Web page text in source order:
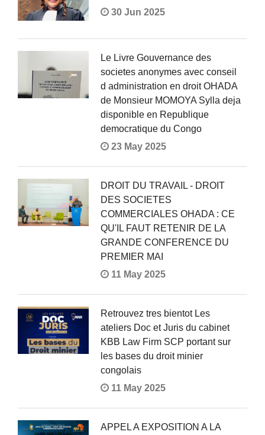
30 Jun 2025
Le Livre Gouvernance des
societes anonymes avec conseil
d administration en droit OHADA
de Monsieur MOMOYA Sylla deja
disponible en Republique
democratique du Congo
23 May 2025
DROIT DU TRAVAIL - DROIT
DES SOCIETES
COMMERCIALES OHADA : CE
QU'IL FAUT RETENIR DE LA
GRANDE CONFERENCE DU
PREMIER MAI
11 May 2025
Retrouvez tres bientot Les
ateliers Doc et Juris du cabinet
KBB Law Firm SCP portant sur
les bases du droit minier
congolais
11 May 2025
APPEL A EXPOSITION A LA